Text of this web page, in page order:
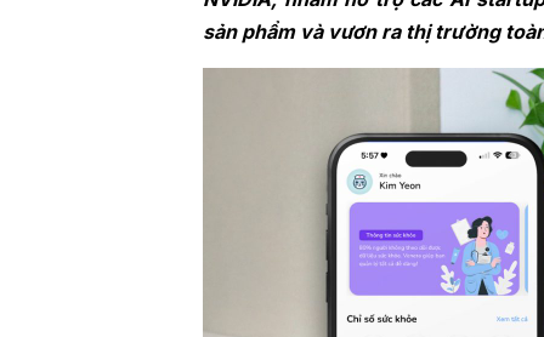
sản phẩm và vươn ra thị trường